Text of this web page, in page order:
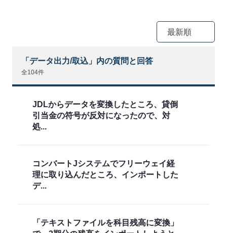
最新順
「データ出力/取込」内の質問と回答
全104件
JDLからデータを変換したところ、貸倒
引当金の符号が反対になったので、対
処...
コンバートJシステムでフリーウェイ経
理に取り込んだところ、インポートした
デ...
「テキストファイルを科目残高に変換」